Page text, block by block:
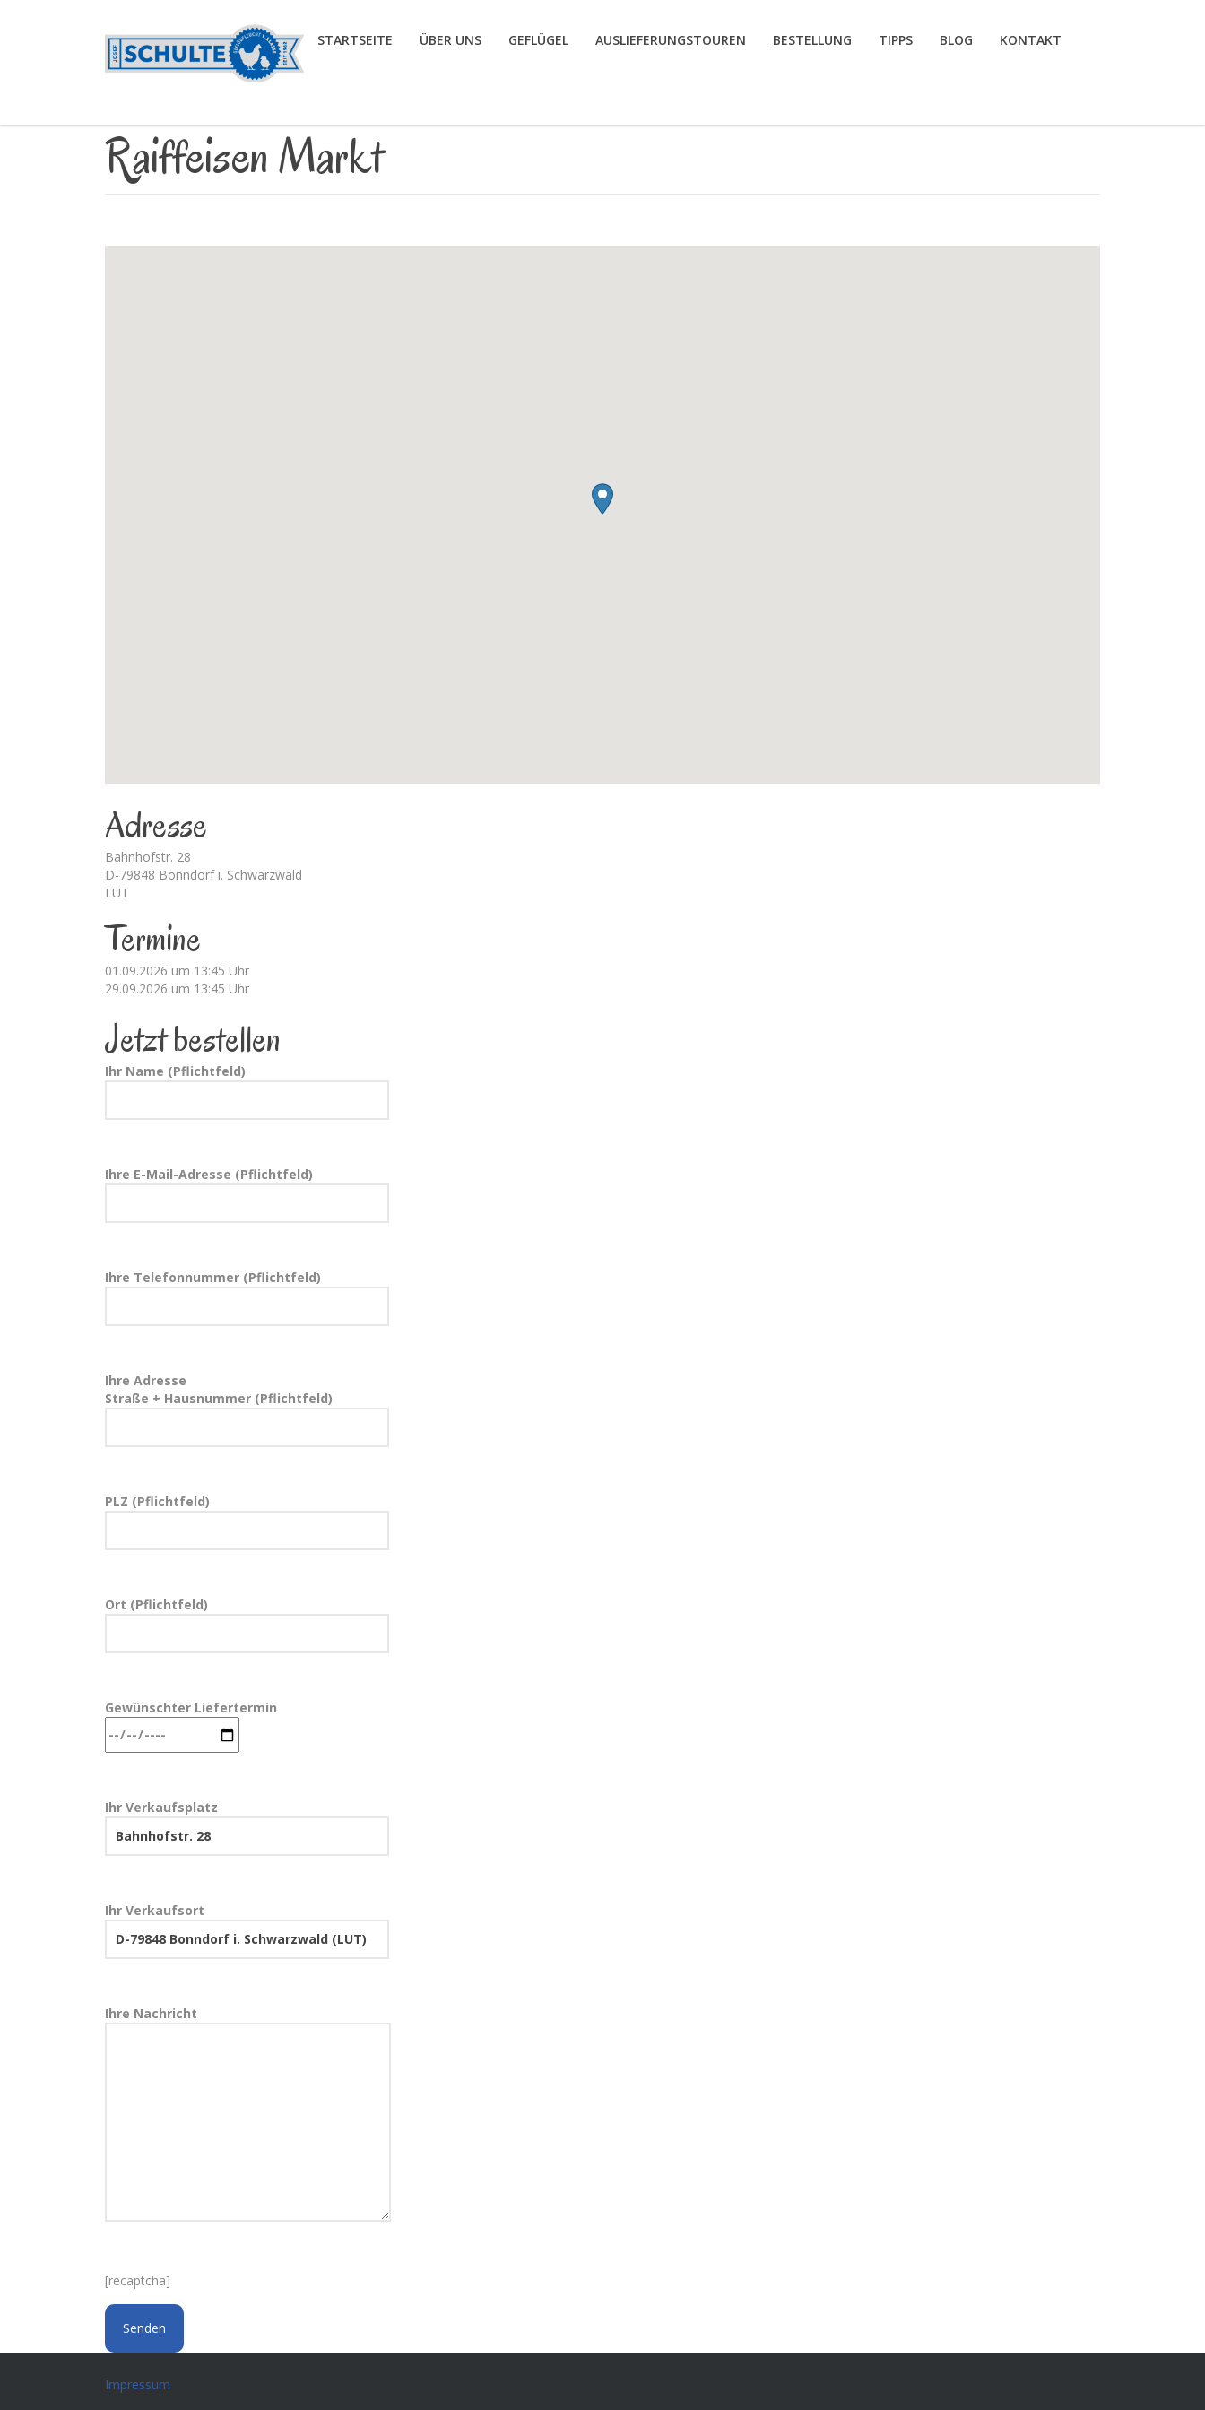
STARTSEITE ÜBER UNS GEFLÜGEL AUSLIEFERUNGSTOUREN BESTELLUNG TIPPS BLOG KONTAKT
Raiffeisen Markt
Adresse
Bahnhofstr. 28
D-79848 Bonndorf i. Schwarzwald
LUT
Termine
01.09.2026 um 13:45 Uhr
29.09.2026 um 13:45 Uhr
Jetzt bestellen
Ihr Name (Pflichtfeld)
Ihre E-Mail-Adresse (Pflichtfeld)
Ihre Telefonnummer (Pflichtfeld)
Ihre Adresse
Straße + Hausnummer (Pflichtfeld)
PLZ (Pflichtfeld)
Ort (Pflichtfeld)
Gewünschter Liefertermin
Ihr Verkaufsplatz
Ihr Verkaufsort
Ihre Nachricht
[recaptcha]
Impressum